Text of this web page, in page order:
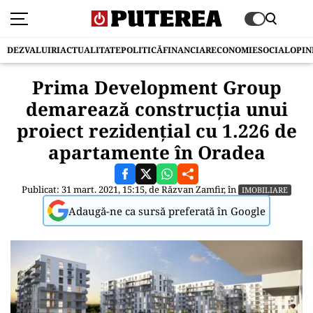
DEZVALUIRIACTUALITATEPOLITICĂFINANCIARECONOMIESOCIAL
Prima Development Group
demarează construcția unui
proiect rezidențial cu 1.226 de
apartamente în Oradea
Publicat: 31 mart. 2021, 15:15, deRăzvan Zamfir, în IMOBILIARE
Adaugă-ne ca sursă preferată în Google